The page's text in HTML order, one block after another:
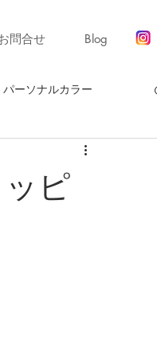
問合せ Blog
パーソナルカラー
ピ